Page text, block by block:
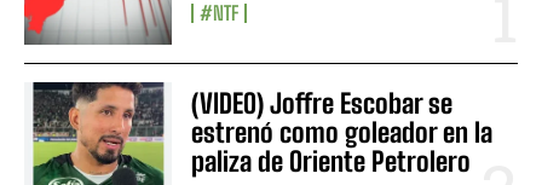
#NTF
(VIDEO) Joffre Escobar se
estrenó como goleador en la
paliza de Oriente Petrolero